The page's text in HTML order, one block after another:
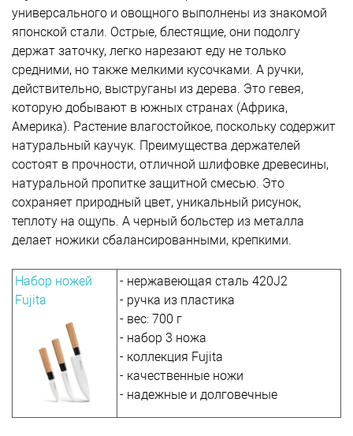
универсального и овощного выполнены из знакомой
японской стали. Острые, блестящие, они подолгу
держат заточку, легко нарезают еду не только
средними, но также мелкими кусочками. А ручки,
действительно, выструганы из дерева. Это гевея,
которую добывают в южных странах (Африка,
Америка). Растение влагостойкое, поскольку содержит
натуральный каучук. Преимущества держателей
состоят в прочности, отличной шлифовке древесины,
натуральной пропитке защитной смесью. Это
сохраняет природный цвет, уникальный рисунок,
теплоту на ощупь. А черный больстер из металла
делает ножики сбалансированными, крепкими.
Набор ножей
Fujita
- нержавеющая сталь 420J2
- ручка из пластика
- вес: 700 г
- набор 3 ножа
- коллекция Fujita
- качественные ножи
- надежные и долговечные